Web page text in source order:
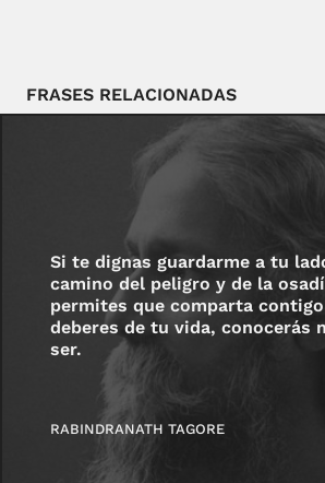
FRASES RELACIONADAS
Si te dignas guardarme a tu
camino del peligro y de la
permites que comparta
deberes de tu vida, conocerás
ser.
RABINDRANATH TAGORE